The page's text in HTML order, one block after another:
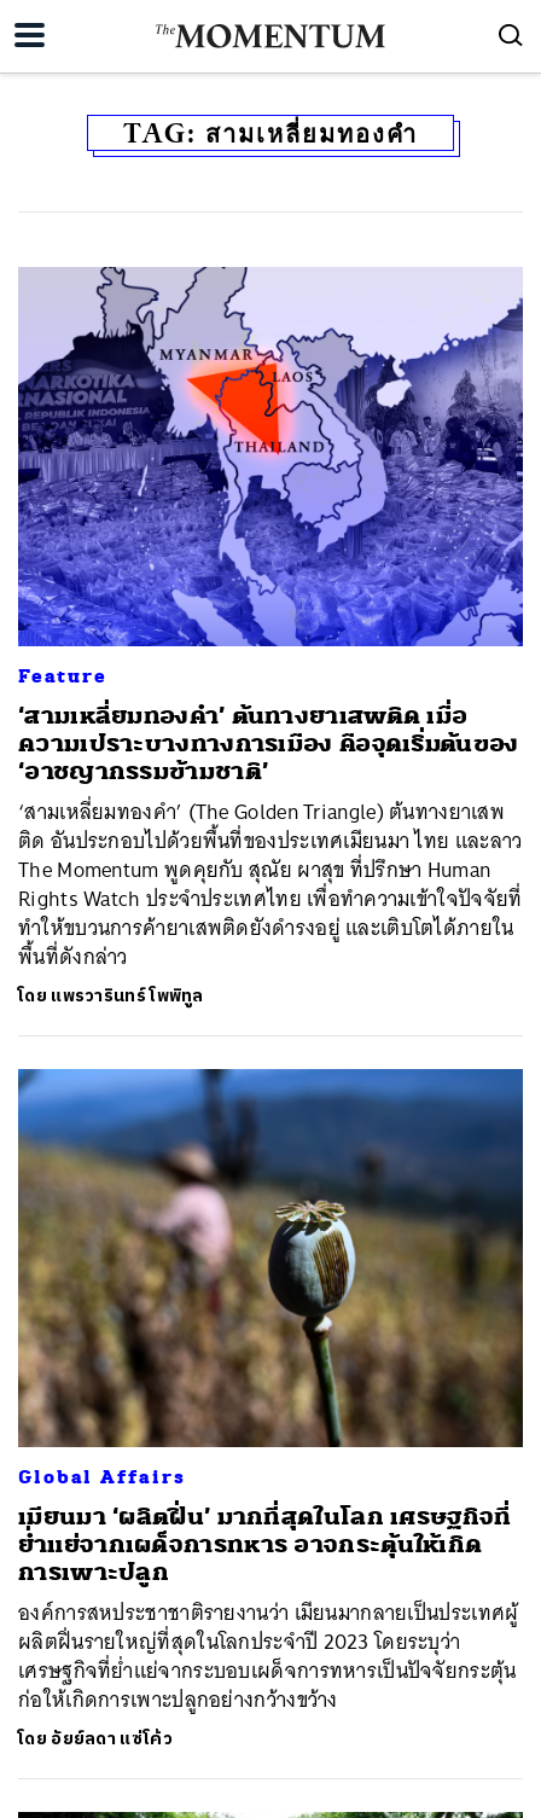
TAG: สามเหลี่ยมทองคำ
Feature
‘สามเหลี่ยมทองคำ’ ต้นทางยาเสพติด เมื่อ
ความเปราะบางทางการเมือง คือจุดเริ่มต้นของ
‘อาชญากรรมข้ามชาติ’
‘สามเหลี่ยมทองคำ’ (The Golden Triangle) ต้นทางยาเสพ
ติด อันประกอบไปด้วยพื้นที่ของประเทศเมียนมา ไทย และลาว
The Momentum พูดคุยกับ สุณัย ผาสุข ที่ปรึกษา Human
Rights Watch ประจำประเทศไทย เพื่อทำความเข้าใจปัจจัยที่
ทำให้ขบวนการค้ายาเสพติดยังดำรงอยู่ และเติบโตได้ภายใน
พื้นที่ดังกล่าว
โดย แพรวารินทร์ โพพิทูล
Global Affairs
เมียนมา ‘ผลิตฝิ่น’ มากที่สุดในโลก เศรษฐกิจที่
ย่ำแย่จากเผด็จการทหาร อาจกระตุ้นให้เกิด
การเพาะปลูก
องค์การสหประชาชาติรายงานว่า เมียนมากลายเป็นประเทศผู้
ผลิตฝิ่นรายใหญ่ที่สุดในโลกประจำปี 2023 โดยระบุว่า
เศรษฐกิจที่ย่ำแย่จากระบอบเผด็จการทหารเป็นปัจจัยกระตุ้น
ก่อให้เกิดการเพาะปลูกอย่างกว้างขว้าง
โดย อัยย์ลดา แซ่โค้ว
SHARE TWEET LINE EMAIL